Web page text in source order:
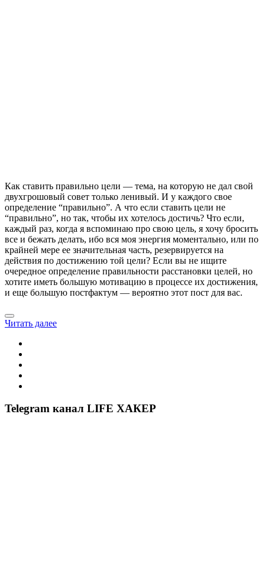
Как ставить правильно цели — тема, на которую не дал свой
двухгрошовый совет только ленивый. И у каждого свое
определение “правильно”. А что если ставить цели не
“правильно”, но так, чтобы их хотелось достичь? Что если,
каждый раз, когда я вспоминаю про свою цель, я хочу бросить
все и бежать делать, ибо вся моя энергия моментально, или по
крайней мере ее значительная часть, резервируется на
действия по достижению той цели? Если вы не ищите
очередное определение правильности расстановки целей, но
хотите иметь большую мотивацию в процессе их достижения,
и еще большую постфактум — вероятно этот пост для вас.
Читать далее
Telegram канал LIFE ХАКЕР